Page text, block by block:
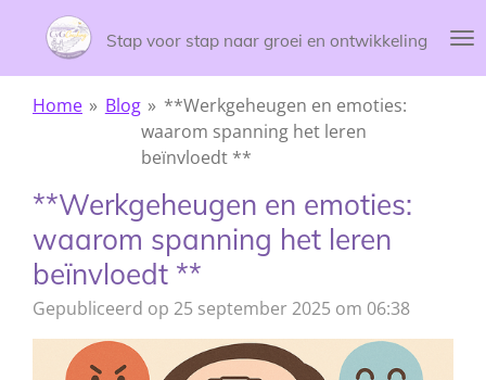
direct
naar
Stap voor stap naar groei en ontwikkeling
Home » Blog » **Werkgeheugen en emoties:
waarom spanning het leren
beïnvloedt **
**Werkgeheugen en emoties:
waarom spanning het leren
beïnvloedt **
Gepubliceerd op 25 september 2025 om 06:38